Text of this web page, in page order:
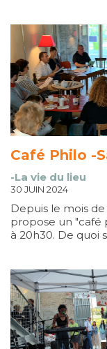
Café Philo -
-La vie du lieu
30 JUIN 2024
Depuis le mois
propose un "café
à 20h30. De quoi